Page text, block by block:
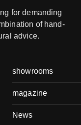
for demanding
of hand-
advice.
showrooms
magazine
News